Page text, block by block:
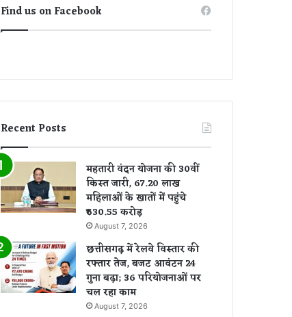
Find us on Facebook
Recent Posts
महतारी वंदन योजना की 30वीं
किस्त जारी, 67.20 लाख
महिलाओं के खातों में पहुंचे
₹630.55 करोड़
August 7, 2026
छत्तीसगढ़ में रेलवे विस्तार की
रफ्तार तेज, बजट आवंटन 24
गुना बढ़ा; 36 परियोजनाओं पर
चल रहा काम
August 7, 2026